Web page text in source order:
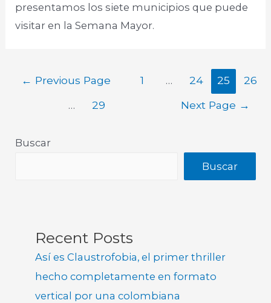
presentamos los siete municipios que puede
visitar en la Semana Mayor.​
← Previous Page 1 … 24 25
26
…
29 Next Page →
Buscar
Buscar
Recent Posts
Así es Claustrofobia, el primer thriller
hecho completamente en formato
vertical por una colombiana